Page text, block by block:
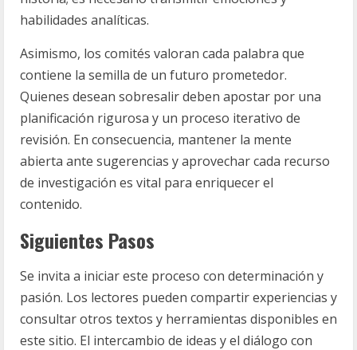
habilidades analíticas.
Asimismo, los comités valoran cada palabra que
contiene la semilla de un futuro prometedor.
Quienes desean sobresalir deben apostar por una
planificación rigurosa y un proceso iterativo de
revisión. En consecuencia, mantener la mente
abierta ante sugerencias y aprovechar cada recurso
de investigación es vital para enriquecer el
contenido.
Siguientes Pasos
Se invita a iniciar este proceso con determinación y
pasión. Los lectores pueden compartir experiencias y
consultar otros textos y herramientas disponibles en
este sitio. El intercambio de ideas y el diálogo con